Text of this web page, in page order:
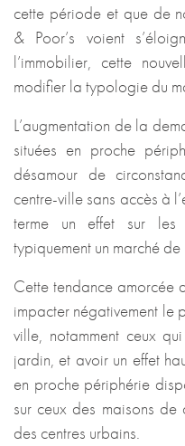
cette période et que de
& Poor’s voient
l’immobilier, cette
modifier la typologie du
L’augmentation de la
situées en proche
désamour de
centre-ville sans accès à
terme un effet sur
typiquement un marché
Cette tendance amorcée
impacter négativement le
ville, notamment ceux
jardin, et avoir un effet
en proche périphérie
sur ceux des maisons de
des centres urbains.